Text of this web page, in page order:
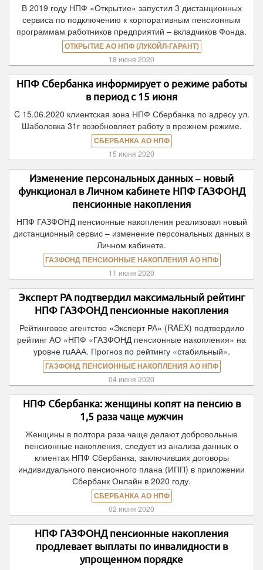
В 2019 году НПФ «Открытие» запустил 3 дистанционных
сервиса по подключению к корпоративным пенсионным
программам работников предприятий – вкладчиков Фонда.
ОТКРЫТИЕ АО НПФ (ЛУКОЙЛ-ГАРАНТ)
18 июня 2020
НПФ Сбербанка информирует о режиме работы
в период с 15 июня
C 15.06.2020 клиентская зона НПФ Сбербанка по адресу ул.
Шаболовка 31г возобновляет работу в прежнем режиме.
СБЕРБАНКА АО НПФ
15 июня 2020
Изменение персональных данных – новый
функционал в Личном кабинете НПФ ГАЗФОНД
пенсионные накопления
НПФ ГАЗФОНД пенсионные накопления реализовал новый
дистанционный сервис – изменение персональных данных в
Личном кабинете.
ГАЗФОНД ПЕНСИОННЫЕ НАКОПЛЕНИЯ АО НПФ
11 июня 2020
Эксперт РА подтвердил максимальный рейтинг
НПФ ГАЗФОНД пенсионные накопления
Рейтинговое агентство «Эксперт РА» (RAEX) подтвердило
рейтинг АО «НПФ «ГАЗФОНД пенсионные накопления» на
уровне ruААА. Прогноз по рейтингу «стабильный».
ГАЗФОНД ПЕНСИОННЫЕ НАКОПЛЕНИЯ АО НПФ
04 июня 2020
НПФ Сбербанка: женщины копят на пенсию в
1,5 раза чаще мужчин
Женщины в полтора раза чаще делают добровольные
пенсионные накопления, следует из анализа данных о
клиентах НПФ Сбербанка, заключивших договоры
индивидуального пенсионного плана (ИПП) в приложении
Сбербанк Онлайн в 2020 году.
СБЕРБАНКА АО НПФ
02 июня 2020
НПФ ГАЗФОНД пенсионные накопления
продлевает выплаты по инвалидности в
упрощенном порядке